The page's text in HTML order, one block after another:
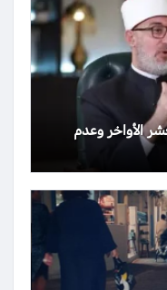
الأواخر وعدم